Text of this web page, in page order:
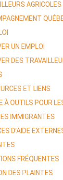
AGRICOLES
UN EMPLOI
DES
ET LIENS
À OUTILS POUR
IMMIGRANTES
D’AIDE
FRÉQUENTES
DES PLAINTES